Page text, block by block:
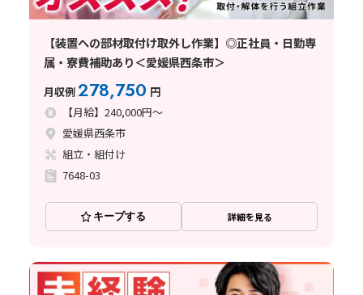
【装置への部材取付け取外し作業】◎正社員・日勤専
属・寮費補助あり＜愛媛県西条市＞
月収例278,750 円
【月給】240,000円～
愛媛県西条市
組立・組付け
7648-03
キープする 詳細を見る